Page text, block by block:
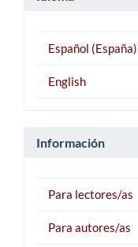
Español (España)
English
Información
Para lectores/as
Para autores/as